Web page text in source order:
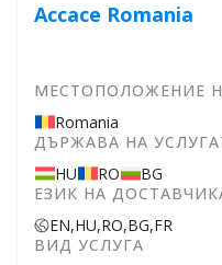
Accace Romania
МЕСТОПОЛОЖЕНИЕ
Romania
ДЪРЖАВА НА
HU
RO
BG
ЕЗИК НА
EN,HU,RO,BG,FR
ВИД УСЛУГА